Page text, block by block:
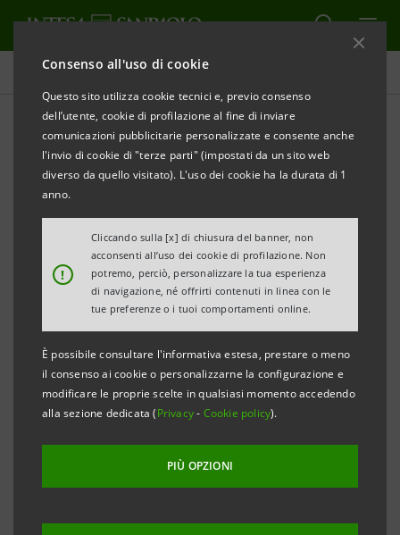
Consenso all'uso di cookie
Questo sito utilizza cookie tecnici e, previo consenso
dell’utente, cookie di profilazione al fine di inviare
comunicazioni pubblicitarie personalizzate e consente anche
l'invio di cookie di "terze parti" (impostati da un sito web
diverso da quello visitato). L'uso dei cookie ha la durata di 1
anno.
!
Cliccando sulla [x] di chiusura del banner, non
acconsenti all’uso dei cookie di profilazione. Non
potremo, perciò, personalizzare la tua esperienza
di navigazione, né offrirti contenuti in linea con le
tue preferenze o i tuoi comportamenti online.
È possibile consultare l'informativa estesa, prestare o meno
il consenso ai cookie o personalizzarne la configurazione e
modificare le proprie scelte in qualsiasi momento accedendo
alla sezione dedicata (Privacy- Cookie policy).
PIÙ OPZIONI
Comunicati stampa
STAMPA AGGIORNA
INTESA SANPAOLO: AVVISO DI CONVOCAZIONE DI
ASSEMBLEA ORDINARIA
Assemblea Ordinariadi Intesa Sanpaolo S.p.A.
presso il Nuovo Centro Direzionale in Torino, con
ingresso in Corso Inghilterra n. 3, per leore 10.00
14 ottobre 2021,in unica convocazione, per
discutere e deliberare sull’ordine del giorno infra
riportato.
In relazione all’emergenza epidemiologica da
n. 18 del 17 marzo 2020, convertito dalla L. n. 27 del
24 aprile 2020, e successive modificazioni,
l’intervento e l’esercizio del voto degli aventi